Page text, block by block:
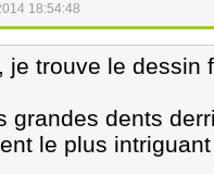
18:54:48
je trouve le dessin
grandes dents
le plus